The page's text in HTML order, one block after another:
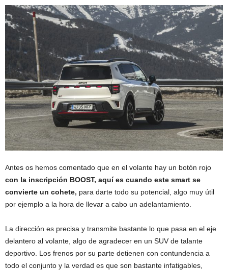
Antes os hemos comentado que en el volante hay un botón rojo
con la inscripción BOOST, aquí es cuando este smart se
convierte un cohete, para darte todo su potencial, algo muy útil
por ejemplo a la hora de llevar a cabo un adelantamiento.
La dirección es precisa y transmite bastante lo que pasa en el eje
delantero al volante, algo de agradecer en un SUV de talante
deportivo. Los frenos por su parte detienen con contundencia a
todo el conjunto y la verdad es que son bastante infatigables,